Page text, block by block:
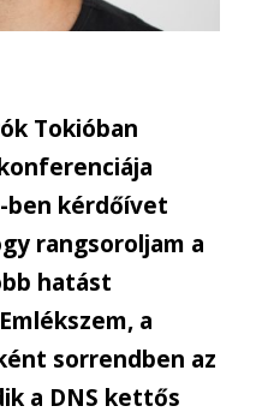
Tokióban
ben kérdőívet
rangsoroljam a
hatást
a
sorrendben az
a DNS kettős